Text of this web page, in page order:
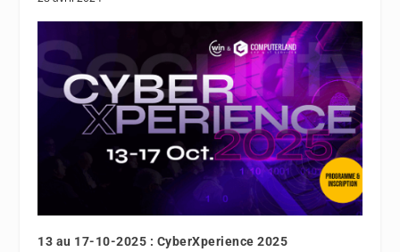
13 au 17-10-2025 : CyberXperience 2025